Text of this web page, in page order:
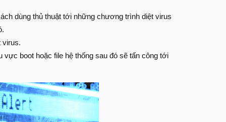
dùng thủ thuật tới những chương trình diệt virus
virus.
boot hoặc file hệ thống sau đó sẽ tấn công tới